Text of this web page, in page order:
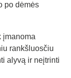
po dėmės
įmanoma
rankšluosčiu
alyvą ir neįtrinti